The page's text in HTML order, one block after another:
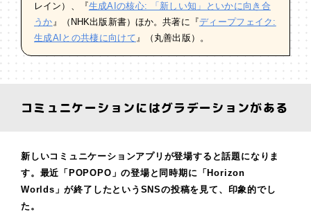
レイン）、『生成AIの核心: 「新しい知」といかに向き合
うか』（NHK出版新書）ほか。共著に『ディープフェイク:
生成AIとの共棲に向けて』（丸善出版）。
コミュニケーションにはグラデーションがある
新しいコミュニケーションアプリが登場すると話題になりま
す。最近「POPOPO」の登場と同時期に「Horizon
Worlds」が終了したというSNSの投稿を見て、印象的でし
た。